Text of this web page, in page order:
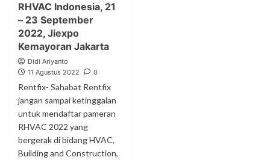
RHVAC Indonesia, 21
– 23 September
2022, Jiexpo
Kemayoran Jakarta
Didi Ariyanto
11 Agustus 2022
0
Rentfix- Sahabat Rentfix
jangan sampai ketinggalan
untuk mendaftar pameran
RHVAC 2022 yang
bergerak di bidang HVAC,
Building and Construction,